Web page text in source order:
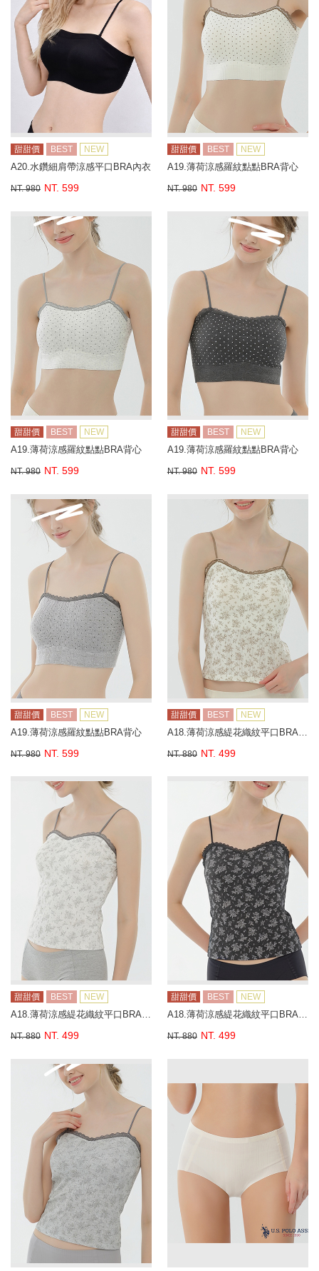
甜甜價 BEST NEW
A20.水鑽細肩帶涼感平口BRA內衣
NT. 980 NT. 599
甜甜價 BEST NEW
A19.薄荷涼感羅紋點點BRA背心
NT. 980 NT. 599
甜甜價 BEST NEW
A19.薄荷涼感羅紋點點BRA背心
NT. 980 NT. 599
甜甜價 BEST NEW
A19.薄荷涼感羅紋點點BRA背心
NT. 980 NT. 599
甜甜價 BEST NEW
A19.薄荷涼感羅紋點點BRA背心
NT. 980 NT. 599
甜甜價 BEST NEW
NT. 880 NT. 499
甜甜價 BEST NEW
A18.薄荷涼感緹花織紋平口BRA背心
NT. 880 NT. 499
甜甜價 BEST NEW
A18.薄荷涼感緹花織紋平口BRA背心
NT. 880 NT. 499